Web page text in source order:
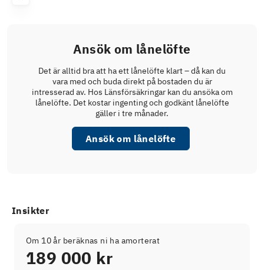
Ansök om lånelöfte
Det är alltid bra att ha ett lånelöfte klart – då kan du
vara med och buda direkt på bostaden du är
intresserad av. Hos Länsförsäkringar kan du ansöka om
lånelöfte. Det kostar ingenting och godkänt lånelöfte
gäller i tre månader.
Ansök om lånelöfte
Insikter
Om 10 år beräknas ni ha amorterat
189 000 kr